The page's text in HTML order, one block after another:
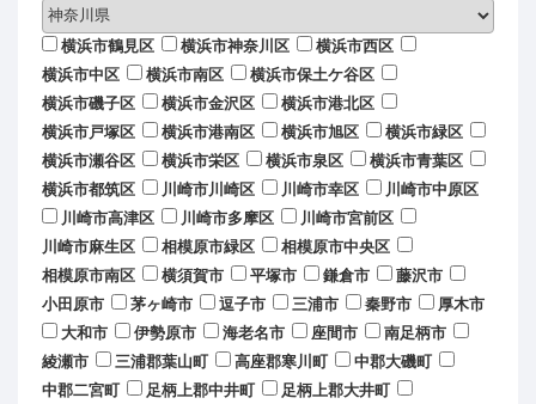
横浜市鶴見区 横浜市神奈川区
横浜市西区
横浜市中区
横浜市南区
横浜市保土ケ谷区
横浜市磯子区
横浜市金沢区
横浜市港北区
横浜市戸塚区
横浜市港南区 横浜市旭区
横浜市緑区
横浜市瀬谷区
横浜市栄区 横浜市泉区
横浜市青葉区
横浜市都筑区
川崎市川崎区 川崎市幸区
川崎市中原区
川崎市高津区
川崎市多摩区
川崎市宮前区
川崎市麻生区
相模原市緑区
相模原市中央区
相模原市南区
横須賀市 平塚市 鎌倉市
藤沢市
小田原市
茅ヶ崎市 逗子市 三浦市 秦野市
厚木市
大和市
伊勢原市 海老名市 座間市
南足柄市
綾瀬市
三浦郡葉山町 高座郡寒川町
中郡大磯町
中郡二宮町
足柄上郡中井町
足柄上郡大井町